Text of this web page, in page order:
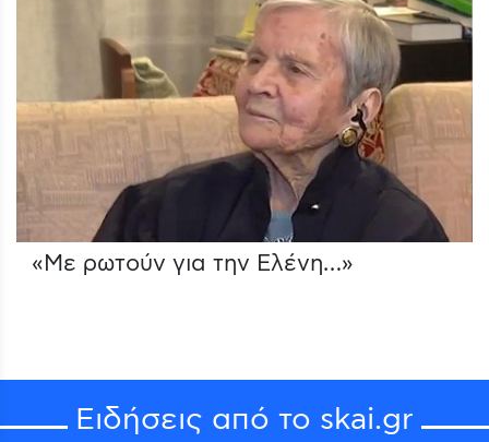
«Με ρωτούν για την Ελένη…»
Ειδήσεις από το skai.gr